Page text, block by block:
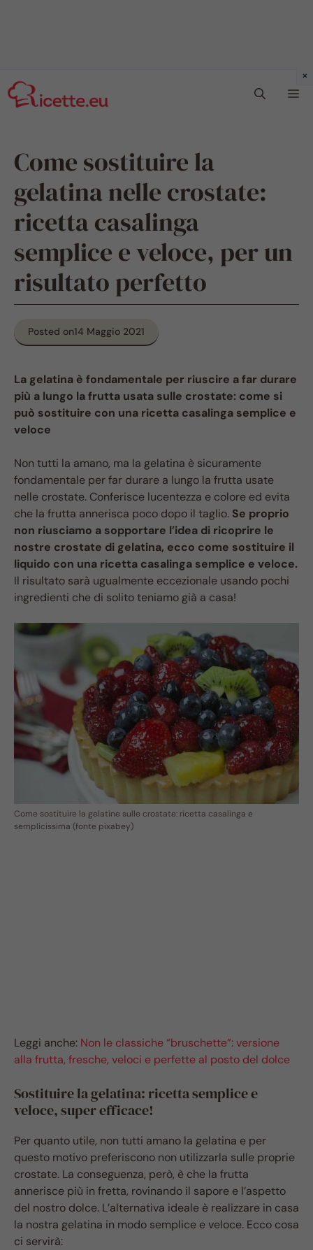
al
contenuto
Come sostituire la
gelatina nelle crostate:
ricetta casalinga
semplice e veloce, per un
risultato perfetto
Posted on14 Maggio 2021
La gelatina è fondamentale per riuscire a far durare
più a lungo la frutta usata sulle crostate: come si
può sostituire con una ricetta casalinga semplice e
veloce
Non tutti la amano, ma la gelatina è sicuramente
fondamentale per far durare a lungo la frutta usate
nelle crostate. Conferisce lucentezza e colore ed evita
che la frutta annerisca poco dopo il taglio. Se proprio
non riusciamo a sopportare l’idea di ricoprire le
nostre crostate di gelatina, ecco come sostituire il
liquido con una ricetta casalinga semplice e veloce.
Il risultato sarà ugualmente eccezionale usando pochi
ingredienti che di solito teniamo già a casa!
Come sostituire la gelatine sulle crostate: ricetta casalinga e
semplicissima (fonte pixabey)
Leggi anche: Non le classiche “bruschette”: versione
alla frutta, fresche, veloci e perfette al posto del dolce
Sostituire la gelatina: ricetta semplice e
veloce, super efficace!
Per quanto utile, non tutti amano la gelatina e per
questo motivo preferiscono non utilizzarla sulle proprie
crostate. La conseguenza, però, è che la frutta
annerisce più in fretta, rovinando il sapore e l’aspetto
del nostro dolce. L’alternativa ideale è realizzare in casa
la nostra gelatina in modo semplice e veloce. Ecco cosa
ci servirà: